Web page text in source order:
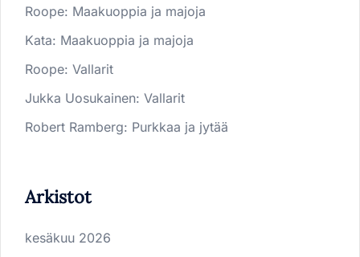
Roope: Maakuoppia ja majoja
Kata: Maakuoppia ja majoja
Roope: Vallarit
Jukka Uosukainen: Vallarit
Robert Ramberg: Purkkaa ja jytää
Arkistot
kesäkuu 2026